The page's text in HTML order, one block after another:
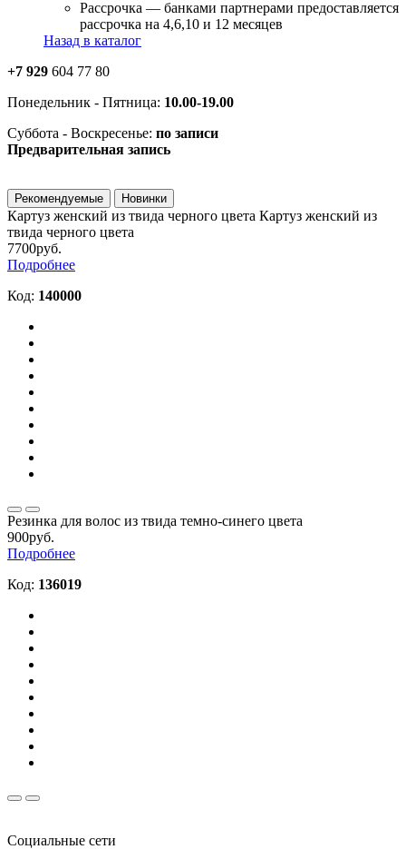
Рассрочка — банками партнерами предоставляется
рассрочка на 4,6,10 и 12 месяцев
Назад в каталог
+7 929 604 77 80
Понедельник - Пятница: 10.00-19.00
Суббота - Воскресенье: по записи
Предварительная запись
Рекомендуемые Новинки
Картуз женский из твида черного цвета Картуз женский из
твида черного цвета
7700руб.
Подробнее
Код: 140000
Резинка для волос из твида темно-синего цвета
900руб.
Подробнее
Код: 136019
Социальные сети